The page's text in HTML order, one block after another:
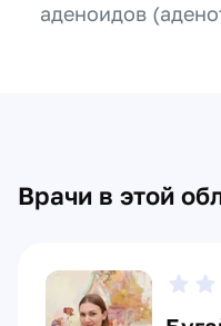
аденоидов
Врачи в этой